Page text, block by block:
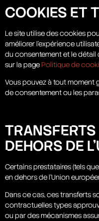
COOKIES ET
Le site utilise des cookies
améliorer l’expérience
du consentement et le détail
sur la pagePolitique de
Vous pouvez à tout moment
de consentement ou les
DEHORS DE
Certains prestataires (tels
en dehors de l’Union
Dans ce cas, ces transferts
contractuelles types
ou par des mécanismes